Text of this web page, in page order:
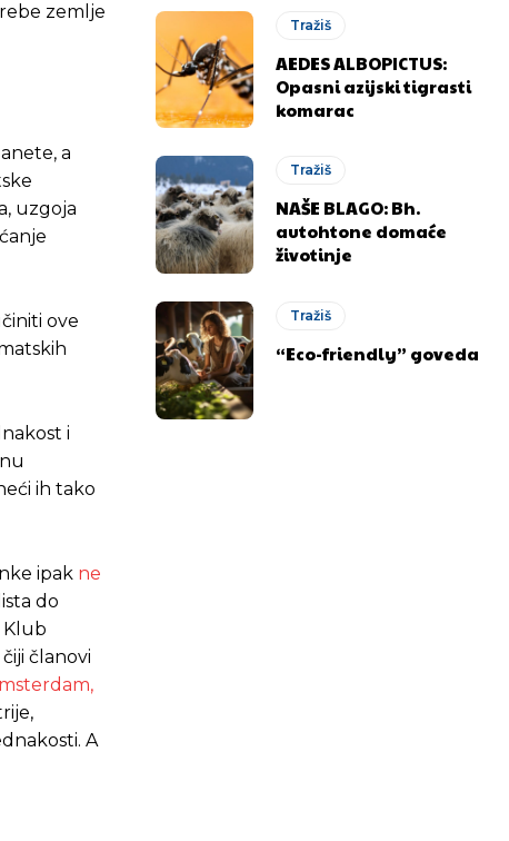
zemlje
a
uzgoja
ove
i
ih tako
ipak ne
do
Klub
članovi
A
Tražiš
AEDES ALBOPICTUS:
Opasni azijski tigrasti
komarac
Tražiš
NAŠE BLAGO: Bh.
autohtone domaće
životinje
Tražiš
“Eco-friendly” goveda